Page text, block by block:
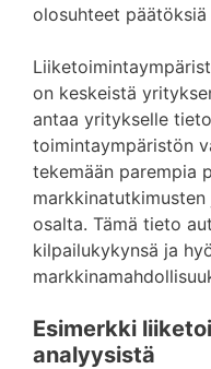
olosuhteet päätöksiä
on keskeistä
antaa yritykselle
toimintaympäristön
tekemään parempia
osalta. Tämä tieto
kilpailukykynsä ja
Esimerkki
analyysistä